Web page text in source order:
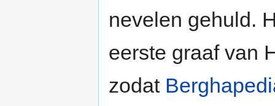
nevelen gehuld.
eerste graaf van
zodat